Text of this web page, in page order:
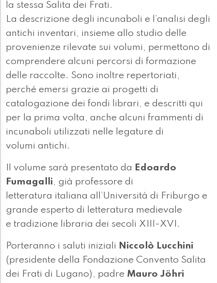
la stessa Salita dei Frati.
La descrizione degli incunaboli e l’analisi degli
antichi inventari, insieme allo studio delle
provenienze rilevate sui volumi, permettono di
comprendere alcuni percorsi di formazione
delle raccolte. Sono inoltre repertoriati,
perché emersi grazie ai progetti di
catalogazione dei fondi librari, e descritti qui
per la prima volta, anche alcuni frammenti di
incunaboli utilizzati nelle legature di
volumi antichi.
Il volume sarà presentato da Edoardo
Fumagalli , già professore di
letteratura italiana all’Università di Friburgo e
grande esperto di letteratura medievale
e tradizione libraria dei secoli XIII-XVI.
Porteranno i saluti iniziali Niccolò Lucchini
(presidente della Fondazione Convento Salita
dei Frati di Lugano), padre Mauro Jöhri